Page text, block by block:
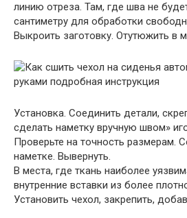
линию отреза. Там, где шва не
сантиметру для обработки
Выкроить заготовку. Отутюжить в
Установка. Соединить детали,
сделать наметку вручную швом»
Проверьте на точность размерам.
наметке. Вывернуть.
В места, где ткань наиболее
внутренние вставки из более
Установить чехол, закрепить,